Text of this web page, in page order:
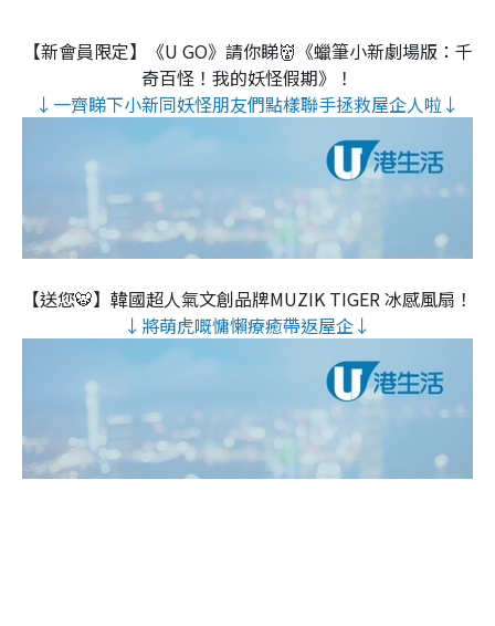
【新會員限定】《U GO》請你睇👹《蠟筆小新劇場版：千
奇百怪！我的妖怪假期》！
↓一齊睇下小新同妖怪朋友們點樣聯手拯救屋企人啦↓
【送您🐯】韓國超人氣文創品牌MUZIK TIGER 冰感風扇！
↓將萌虎嘅慵懶療癒帶返屋企↓